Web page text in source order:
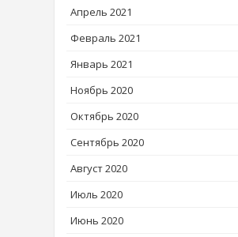
Апрель 2021
Февраль 2021
Январь 2021
Ноябрь 2020
Октябрь 2020
Сентябрь 2020
Август 2020
Июль 2020
Июнь 2020